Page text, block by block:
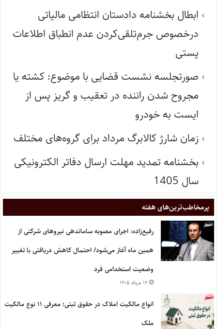
ابطال بخشنامه دادستان انتظامی مالیاتی
درخصوص جرم‌تلقی‌کردن عدم انطباق اطلاعات
پستی
صورتجلسه نشست قضایی با موضوع: کشته یا
مجروح شدن راننده در تعقیب و گریز پس از
ایست به خودرو
زمان شارژ کالابرگ مرداد برای گروه‌های مختلف
بخشنامه تمدید مهلت ارسال دفاتر الکترونیکی
سال 1405
پر‌مخاطب‌ترین‌های هفته
رفیع‌زاده: اجرای مصوبه ساماندهی نیروهای شرکتی از
همین ماه آغاز می‌شود/ احتمال کاهش دریافتی با تغییر
وضعیت استخدامی فرد
۱۲ مرداد ۱۴۰۵
انواع مالکیت املاک در حقوق ثبتی؛ معرفی ۱۱ نوع مالکیت
ملک